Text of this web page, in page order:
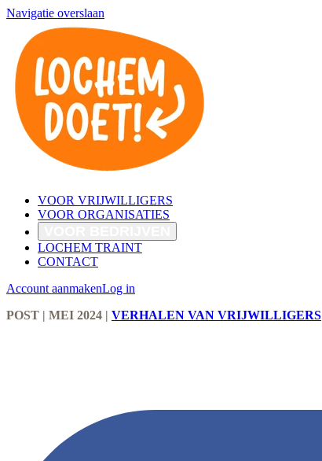
Navigatie overslaan
VOOR VRIJWILLIGERS
VOOR ORGANISATIES
LOCHEM TRAINT
CONTACT
Account aanmakenLog in
POST | MEI 2024 | VERHALEN VAN VRIJWILLIGERS